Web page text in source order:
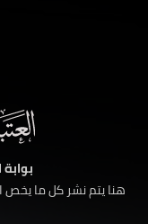
هنا يتم نشر كل ما يخص